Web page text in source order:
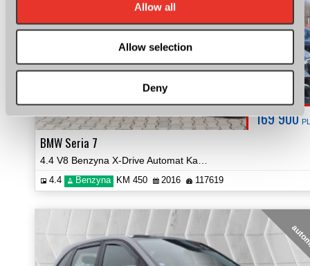
Allow all
Allow selection
Deny
169 900
BMW Seria 7
4.4 Benzyna KM 450 2016 117619